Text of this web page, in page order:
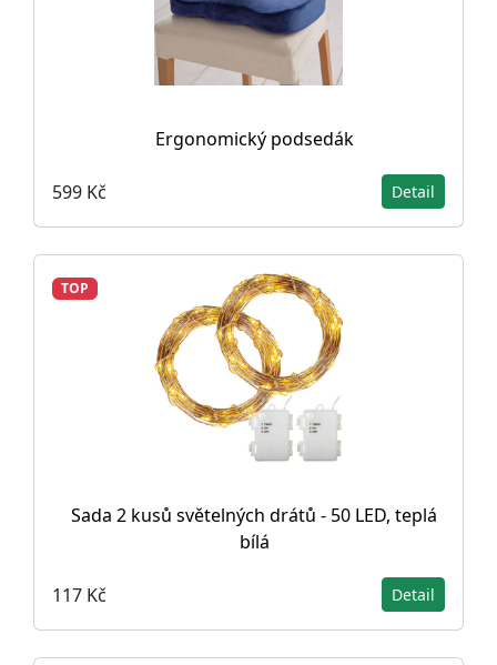
Ergonomický podsedák
599 Kč Detail
TOP
Sada 2 kusů světelných drátů - 50 LED, teplá
bílá
117 Kč Detail